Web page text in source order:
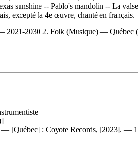
sunshine -- Pablo's mandolin -- La
excepté la 4e œuvre, chanté en
2030 2. Folk (Musique) — Québec
— [Québec] : Coyote Records, [2023]. — 1